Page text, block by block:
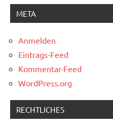
META
Anmelden
Eintrags-Feed
Kommentar-Feed
WordPress.org
RECHTLICHES